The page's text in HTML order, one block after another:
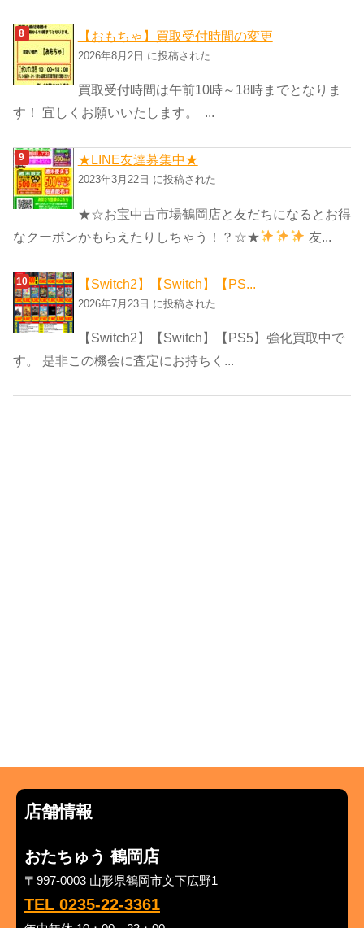
【おもちゃ】買取受付時間の変更
2026年8月2日 に投稿された
買取受付時間は午前10時～18時までとなりま
す！ 宜しくお願いいたします。 ...
★LINE友達募集中★
2023年3月22日 に投稿された
★☆お宝中古市場鶴岡店と友だちになるとお得
なクーポンかもらえたりしちゃう！？☆★
友...
【Switch2】【Switch】【PS...
2026年7月23日 に投稿された
【Switch2】【Switch】【PS5】強化買取中で
す。 是非この機会に査定にお持ちく...
店舗情報
おたちゅう 鶴岡店
〒997-0003 山形県鶴岡市文下広野1
TEL 0235-22-3361